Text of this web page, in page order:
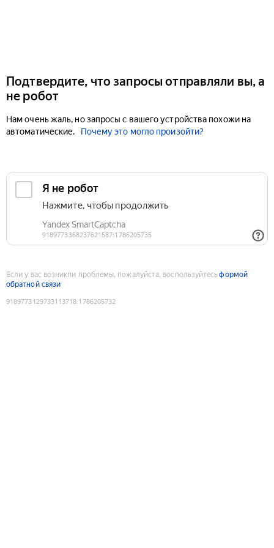
Подтвердите, что запросы отправляли вы, а
не робот
Нам очень жаль, но запросы с вашего устройства похожи на
автоматические.
Почему это могло произойти?
Если у вас возникли проблемы, пожалуйста, воспользуйтесьформой
обратной связи
9189773129733113718:1786205732